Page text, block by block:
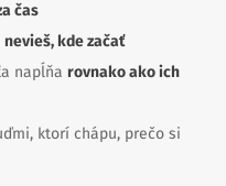
čas
nevieš, kde začať
napĺňa rovnako ako ich
ktorí chápu, prečo si